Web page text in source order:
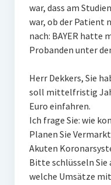
war, dass am
war, ob der Patient
nach: BAYER hatte
Probanden unter
Herr Dekkers, Sie
soll mittelfristig
Euro einfahren.
Ich frage Sie: wie
Planen Sie
Akuten
Bitte schlüsseln Sie
welche Umsätze